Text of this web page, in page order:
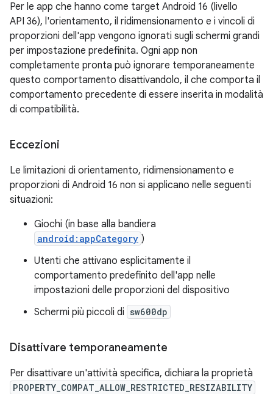
Per le app che hanno come target Android 16 (livello
API 36), l'orientamento, il ridimensionamento e i vincoli di
proporzioni dell'app vengono ignorati sugli schermi grandi
per impostazione predefinita. Ogni app non
completamente pronta può ignorare temporaneamente
questo comportamento disattivandolo, il che comporta il
comportamento precedente di essere inserita in modalità
di compatibilità.
Eccezioni
Le limitazioni di orientamento, ridimensionamento e
proporzioni di Android 16 non si applicano nelle seguenti
situazioni:
Giochi (in base alla bandiera
android:appCategory )
Utenti che attivano esplicitamente il
comportamento predefinito dell'app nelle
impostazioni delle proporzioni del dispositivo
Schermi più piccoli di sw600dp
Disattivare temporaneamente
Per disattivare un'attività specifica, dichiara la proprietà
PROPERTY_COMPAT_ALLOW_RESTRICTED_RESIZABILITY